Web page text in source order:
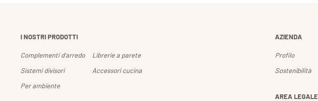
I NOSTRI PRODOTTI
Complementi d'arredo
Librerie a parete
Sistemi divisori
Accessori cucina
Per ambiente
AZIENDA
Profilo
Sostenibilità
AREA LEGALE